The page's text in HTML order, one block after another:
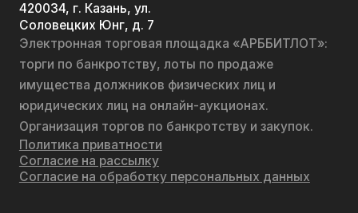
420034, г. Казань, ул.
Соловецких Юнг, д. 7
Электронная торговая площадка «АРББИТЛОТ»:
торги по банкротству, лоты по продаже
имущества должников физических лиц и
юридических лиц на онлайн-аукционах.
Организация торгов по банкротству и закупок.
Политика приватности
Согласие на рассылку
Согласие на обработку персональных данных